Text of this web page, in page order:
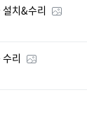
치&수리
리